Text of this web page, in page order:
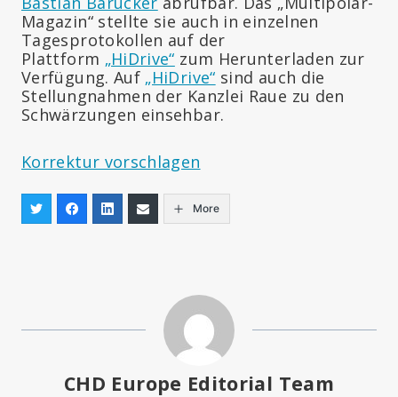
Magazin“ stellte sie auch in einzelnen
Tagesprotokollen auf der
Plattform „HiDrive“ zum Herunterladen zur
Verfügung. Auf „HiDrive“ sind auch die
Stellungnahmen der Kanzlei Raue zu den
Schwärzungen einsehbar.
Korrektur vorschlagen
More
CHD Europe Editorial Team